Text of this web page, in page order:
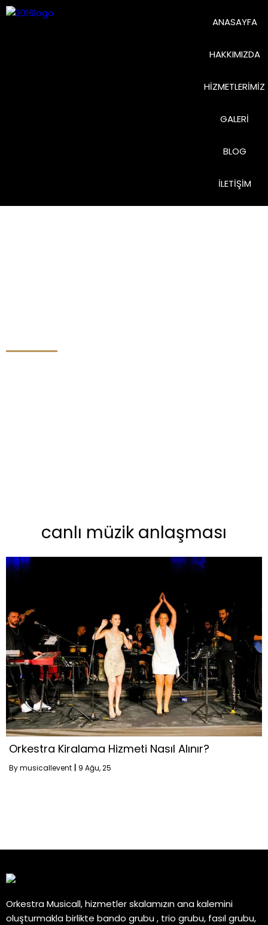
ANASAYFA
HAKKIMIZDA
HIZMETLERIMIZ
GALERI
BLOG
İLETIŞIM
canlı müzik anlaşması
Orkestra Kiralama Hizmeti Nasıl Alınır?
Bymusicallevent 9 Ağu, 25
Orkestra Musicall, hizmetler skalamızın ana kalemini
oluşturmakla birlikte bando grubu , trio grubu, fasıl grubu,